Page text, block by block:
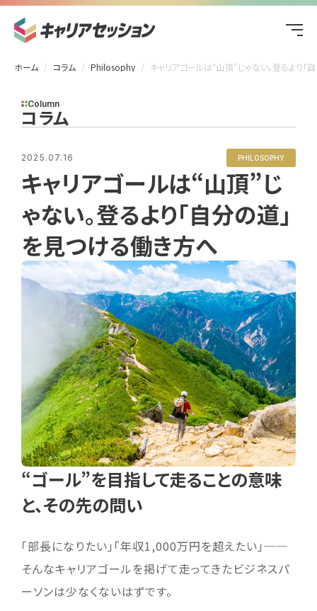
ホーム コラム Philosophy キャリアゴールは“山頂”じゃない。登るより「自分の道」を見つける働き方へ
Column
コラム
2025.07.16 PHILOSOPHY
キャリアゴールは“山頂”じ
ゃない。登るより「自分の道」
を見つける働き方へ
“ゴール”を目指して走ることの意味
と、その先の問い
「部長になりたい」「年収1,000万円を超えたい」──
そんなキャリアゴールを掲げて走ってきたビジネスパ
ーソンは少なくないはずです。